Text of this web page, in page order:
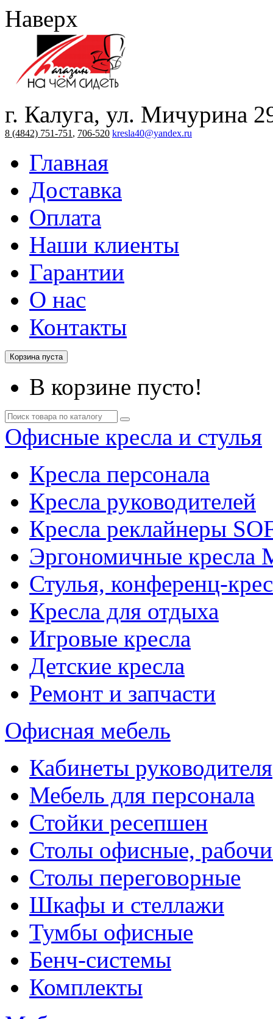
Наверх
г. Калуга, ул. Мичурина
8 (4842) 751-751 , 706-520 kresla40@yandex.ru
Главная
Доставка
Оплата
Наши клиенты
Гарантии
О нас
Контакты
Корзина пуста
В корзине пусто!
Офисные кресла и стулья
Кресла персонала
Кресла руководителей
Кресла реклайнеры
Эргономичные
Стулья, конференц-
Кресла для отдыха
Игровые кресла
Детские кресла
Ремонт и запчасти
Офисная мебель
Кабинеты руководителя
Мебель для персонала
Стойки ресепшен
Столы офисные,
Столы переговорные
Шкафы и стеллажи
Тумбы офисные
Бенч-системы
Комплекты